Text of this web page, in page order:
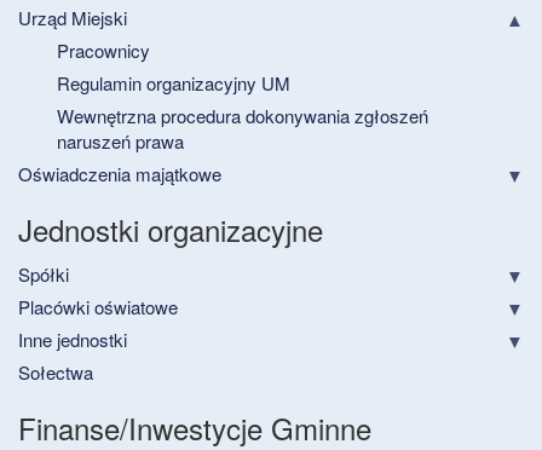
Urząd Miejski
Pracownicy
Regulamin organizacyjny UM
Wewnętrzna procedura dokonywania zgłoszeń
naruszeń prawa
Oświadczenia majątkowe
Jednostki organizacyjne
Spółki
Placówki oświatowe
Inne jednostki
Sołectwa
Finanse/Inwestycje Gminne